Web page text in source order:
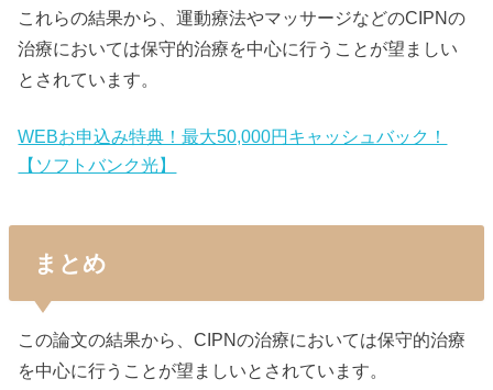
これらの結果から、運動療法やマッサージなどのCIPNの
治療においては保守的治療を中心に行うことが望ましい
とされています。
WEBお申込み特典！最大50,000円キャッシュバック！
【ソフトバンク光】
まとめ
この論文の結果から、CIPNの治療においては保守的治療
を中心に行うことが望ましいとされています。